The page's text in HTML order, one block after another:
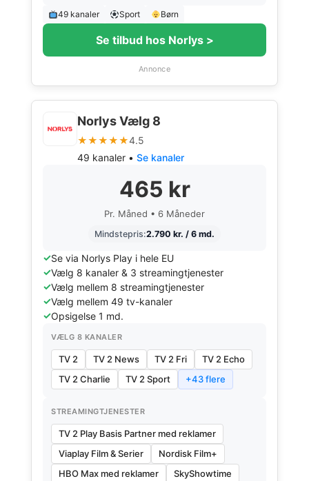
49 kanaler Sport Børn
Se tilbud hos Norlys >
Annonce
Norlys Vælg 8
★★★★★4.5
49 kanaler • Se kanaler
465 kr
Pr. Måned • 6 Måneder
Mindstepris:2.790 kr. / 6 md.
Se via Norlys Play i hele EU
Vælg 8 kanaler & 3 streamingtjenester
Vælg mellem 8 streamingtjenester
Vælg mellem 49 tv-kanaler
Opsigelse 1 md.
VÆLG 8 KANALER
TV 2 TV 2 News TV 2 Fri
TV 2 Echo
TV 2 Charlie
TV 2 Sport +43 flere
STREAMINGTJENESTER
TV 2 Play Basis Partner med reklamer
Viaplay Film & Serier
Nordisk Film+
HBO Max med reklamer
SkyShowtime